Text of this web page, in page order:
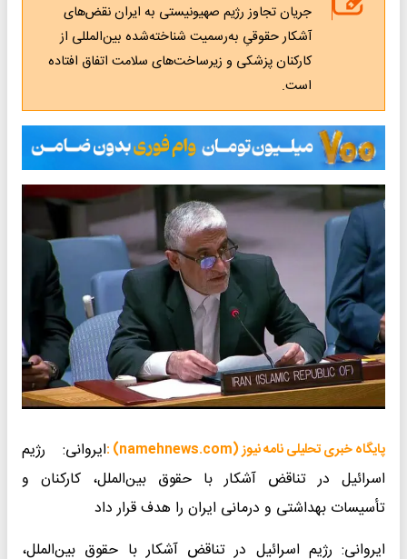
جریان تجاوز رژیم صهیونیستی به ایران نقض‌های
آشکار حقوقیِ به‌رسمیت‌ شناخته‌شده‌ بین‌المللی از
کارکنان پزشکی و زیرساخت‌های سلامت اتفاق افتاده
است.
پایگاه خبری تحلیلی نامه نیوز (namehnews.com) :
ایروانی: رژیم
اسرائیل در تناقض آشکار با حقوق بین‌الملل، کارکنان و
تأسیسات بهداشتی و درمانی ایران را هدف قرار داد
ایروانی: رژیم اسرائیل در تناقض آشکار با حقوق بین‌الملل،